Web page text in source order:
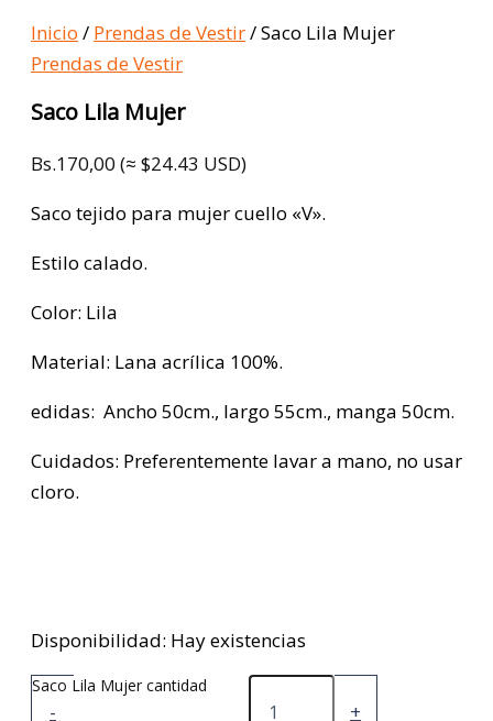
Inicio / Prendas de Vestir/ Saco Lila Mujer
Prendas de Vestir
Saco Lila Mujer
Bs.170,00 (≈ $24.43 USD)
Saco tejido para mujer cuello «V».
Estilo calado.
Color: Lila
Material: Lana acrílica 100%.
edidas: Ancho 50cm., largo 55cm., manga 50cm.
Cuidados: Preferentemente lavar a mano, no usar
cloro.
Disponibilidad: Hay existencias
-
Saco Lila Mujer cantidad
+